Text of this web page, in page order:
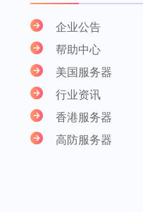
企业公告
帮助中心
美国服务器
行业资讯
香港服务器
高防服务器